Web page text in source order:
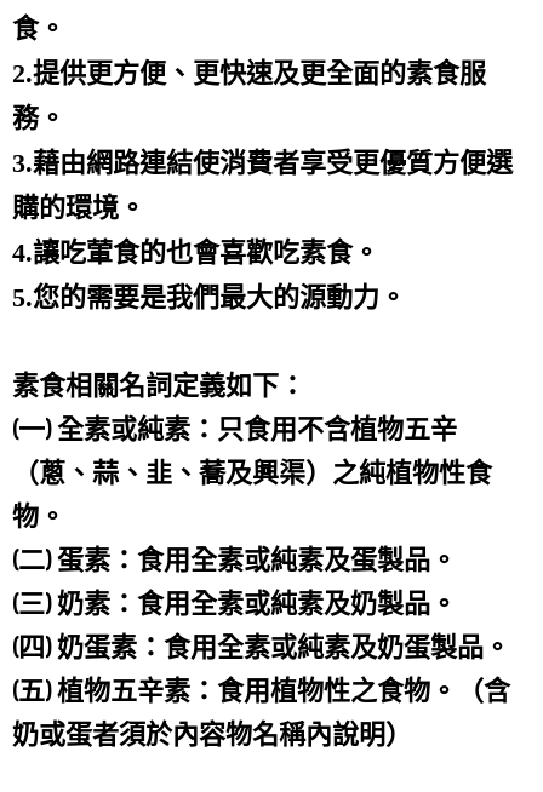
食。
2.提供更方便、更快速及更全面的素食服
務。
3.藉由網路連結使消費者享受更優質方便選
購的環境。
4.讓吃葷食的也會喜歡吃素食。
5.您的需要是我們最大的源動力。
素食相關名詞定義如下：
(一) 全素或純素：只食用不含植物五辛
（蔥、蒜、韭、蕎及興渠）之純植物性食
物。
(二) 蛋素：食用全素或純素及蛋製品。
(三) 奶素：食用全素或純素及奶製品。
(四) 奶蛋素：食用全素或純素及奶蛋製品。
(五) 植物五辛素：食用植物性之食物。（含
奶或蛋者須於內容物名稱內說明）